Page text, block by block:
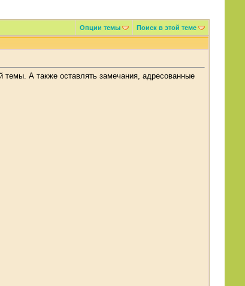
Опции темы Поиск в этой теме
темы. А также оставлять замечания, адресованные